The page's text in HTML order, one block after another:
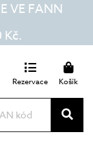
VE FANN
Rezervace Košík